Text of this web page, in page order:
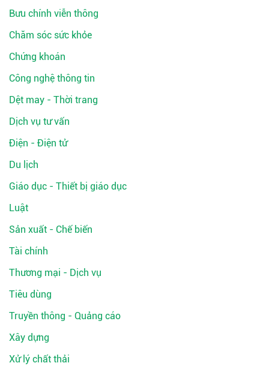
Bưu chính viễn thông
Chăm sóc sức khỏe
Chứng khoán
Công nghệ thông tin
Dệt may - Thời trang
Dịch vụ tư vấn
Điện - Điện tử
Du lịch
Giáo dục - Thiết bị giáo dục
Luật
Sản xuất - Chế biến
Tài chính
Thương mại - Dịch vụ
Tiêu dùng
Truyền thông - Quảng cáo
Xây dựng
Xử lý chất thải